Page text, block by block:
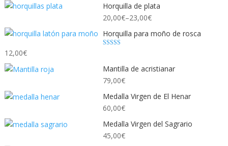
Horquilla de plata
20,00€–23,00€
Horquilla para moño de rosca
12,00€
Mantilla de acristianar
79,00€
Medalla Virgen de El Henar
60,00€
Medalla Virgen del Sagrario
45,00€